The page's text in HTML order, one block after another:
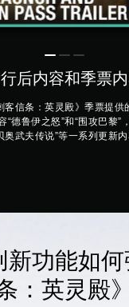
后内容和季票
客信条：英灵殿》季票提供
“德鲁伊之怒”和“围攻巴黎”
奥武夫传说”等一系列更新内
新功能如何
：英灵殿